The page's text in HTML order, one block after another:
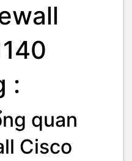
:
quan
Cisco